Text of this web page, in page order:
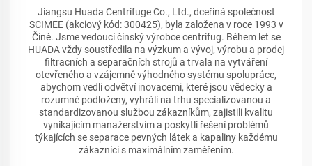
Jiangsu Huada Centrifuge Co., Ltd., dceřiná společnost
SCIMEE (akciový kód: 300425), byla založena v roce 1993 v
Číně. Jsme vedoucí čínský výrobce centrifug. Během let se
HUADA vždy soustředila na výzkum a vývoj, výrobu a prodej
filtracních a separačních strojů a trvala na vytváření
otevřeného a vzájemně výhodného systému spolupráce,
abychom vedli odvětví inovacemi, které jsou vědecky a
rozumně podloženy, vyhráli na trhu specializovanou a
standardizovanou službou zákazníkům, zajistili kvalitu
vynikajícím manažerstvím a poskytli řešení problémů
týkajících se separace pevných látek a kapaliny každému
zákazníci s maximálním zaměřením.